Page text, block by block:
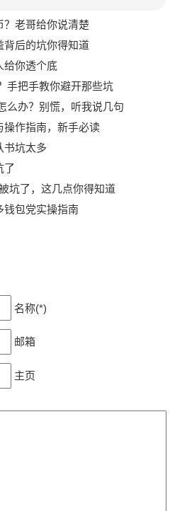
？老哥给你说清楚
背后的坑你得知道
给你透个底
手把手教你避开那些坑
么办？别慌，听我说几句
操作指南，新手必读
书坑太多
了
坑了，这几点你得知道
钱包党实操指南
名称(*)
邮箱
主页